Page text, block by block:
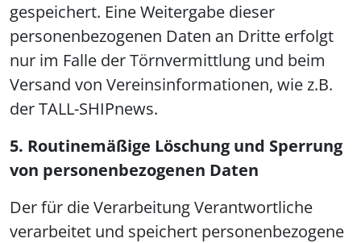
gespeichert. Eine Weitergabe dieser
personenbezogenen Daten an Dritte erfolgt
nur im Falle der Törnvermittlung und beim
Versand von Vereinsinformationen, wie z.B.
der TALL-SHIPnews.
5. Routinemäßige Löschung und Sperrung
von personenbezogenen Daten
Der für die Verarbeitung Verantwortliche
verarbeitet und speichert personenbezogene